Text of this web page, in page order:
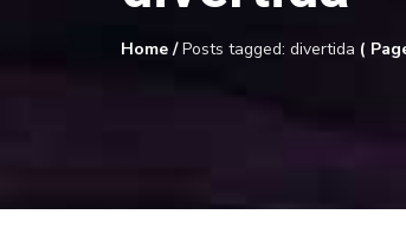
Home /Posts tagged: divertida (